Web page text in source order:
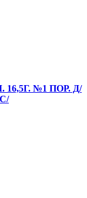
№1 ПОР. Д/